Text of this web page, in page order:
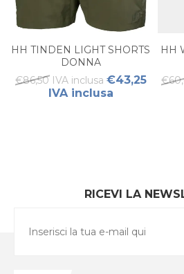
HH TINDEN LIGHT SHORTS
DONNA
€86,50 IVA inclusa €43,25
IVA inclusa
HH
RICEVI LA